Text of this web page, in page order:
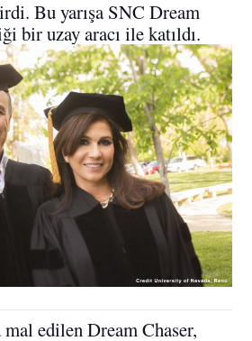
Bu yarışa SNC Dream
bir uzay aracı ile katıldı.
edilen Dream Chaser,